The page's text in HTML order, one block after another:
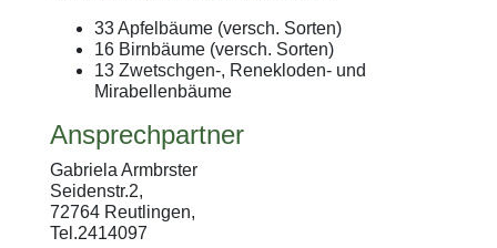
33 Apfelbäume (versch. Sorten)
16 Birnbäume (versch. Sorten)
13 Zwetschgen-, Renekloden- und
Mirabellenbäume
Ansprechpartner
Gabriela Armbrster
Seidenstr.2,
72764 Reutlingen,
Tel.2414097